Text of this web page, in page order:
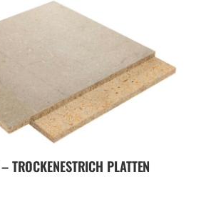
TROCKENESTRICH PLATTEN